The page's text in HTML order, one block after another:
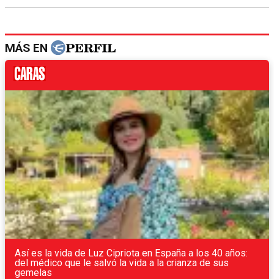
MÁS EN
Así es la vida de Luz Cipriota en España a los 40 años:
del médico que le salvó la vida a la crianza de sus
gemelas